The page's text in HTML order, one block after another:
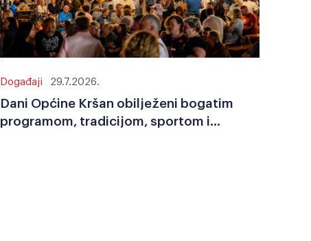
Događaji 29.7.2026.
Dani Općine Kršan obilježeni bogatim
programom, tradicijom, sportom i